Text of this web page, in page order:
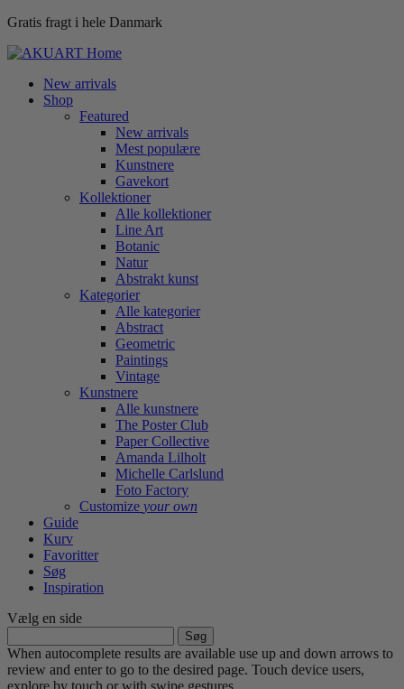
Gratis fragt i hele Danmark
New arrivals
Shop
Featured
New arrivals
Mest populære
Kunstnere
Gavekort
Kollektioner
Alle kollektioner
Line Art
Botanic
Natur
Abstrakt kunst
Kategorier
Alle kategorier
Abstract
Geometric
Paintings
Vintage
Kunstnere
Alle kunstnere
The Poster Club
Paper Collective
Amanda Lilholt
Michelle Carlslund
Foto Factory
Customize your own
Guide
Kurv
Favoritter
Søg
Inspiration
Vælg en side
efter:
When autocomplete results are available use up and down arrows to
review and enter to go to the desired page. Touch device users,
explore by touch or with swipe gestures.